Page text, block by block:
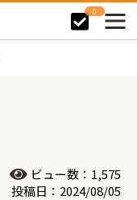
0
ビュー数：1,575
投稿日：2024/08/05